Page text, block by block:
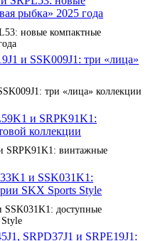
новые компактные
три «лица» коллекции
SRPK91K1: винтажные
SSK031K1: доступные